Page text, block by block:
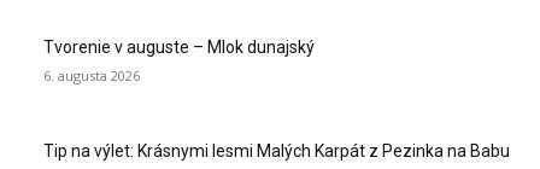
Tvorenie v auguste – Mlok dunajský
6. augusta 2026
Tip na výlet: Krásnymi lesmi Malých Karpát z Pezinka na Babu